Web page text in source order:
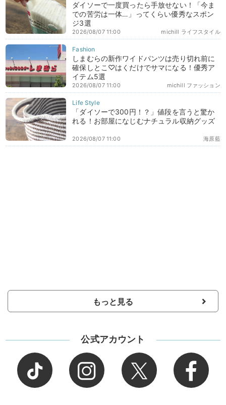
ダイソーで一度買ったら手放せない！「今ま
での苦労は一体…」ってくらい優秀なスポン
ジ3選
michill ライフスタイル
2026/08/07 11:00
しまむらの新作ワイドパンツは売り切れ前に
確保しとこ♡はくだけでサマになる！優秀ア
イテム5選
michill ファッション
2026/08/07 11:00
「ダイソーで300円！？」値段を言うと驚か
れる！お部屋になじむナチュラル収納グッズ
海原藍
2026/08/07 11:00
もっと見る
公式アカウント